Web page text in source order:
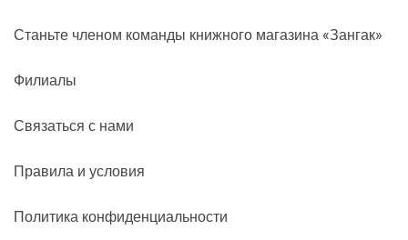
Станьте членом команды книжного магазина «Зангак»
Филиалы
Связаться с нами
Правила и условия
Политика конфиденциальности